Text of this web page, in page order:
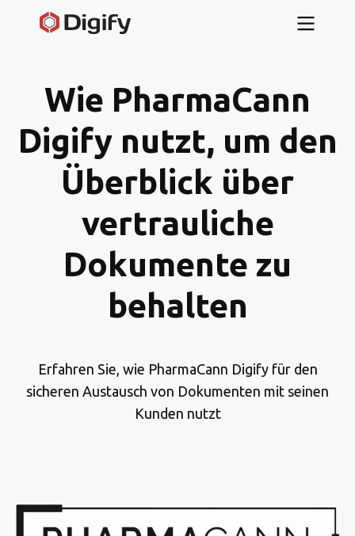
Wie PharmaCann
Digify nutzt, um den
Überblick über
vertrauliche
Dokumente zu
behalten
Erfahren Sie, wie PharmaCann Digify für den
sicheren Austausch von Dokumenten mit seinen
Kunden nutzt